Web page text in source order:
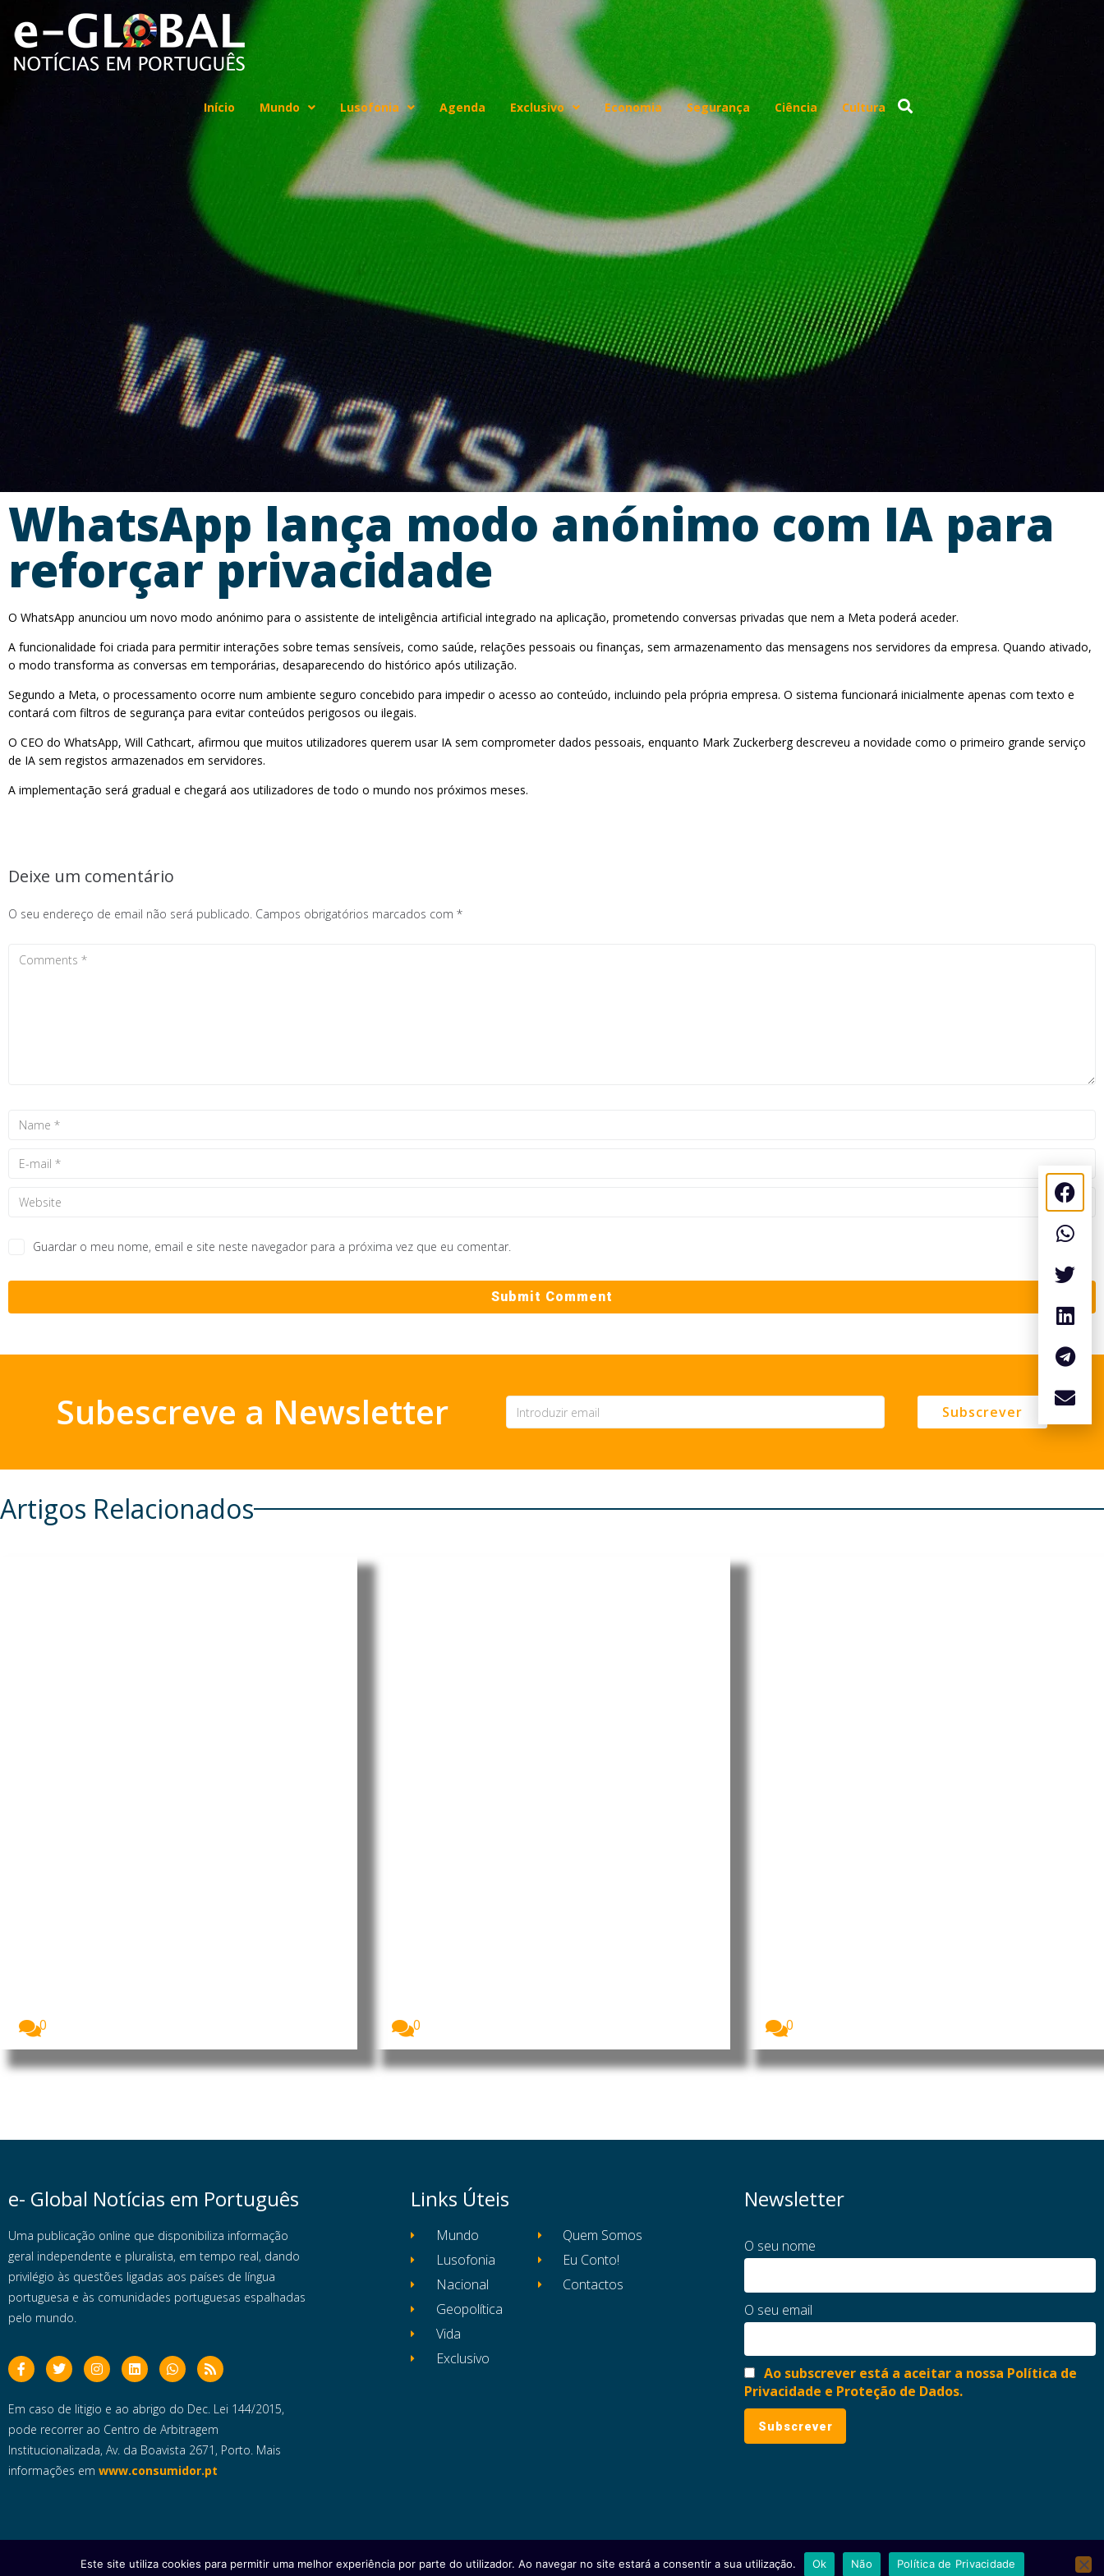
Início Mundo Lusofonia Agenda Exclusivo Economia Segurança Ciência Cultura
WhatsApp lança modo anónimo com IA para
reforçar privacidade
O WhatsApp anunciou um novo modo anónimo para o assistente de inteligência artificial integrado na aplicação, prometendo conversas privadas que nem a Meta poderá aceder.
A funcionalidade foi criada para permitir interações sobre temas sensíveis, como saúde, relações pessoais ou finanças, sem armazenamento das mensagens nos servidores da empresa. Quando ativado,
o modo transforma as conversas em temporárias, desaparecendo do histórico após utilização.
Segundo a Meta, o processamento ocorre num ambiente seguro concebido para impedir o acesso ao conteúdo, incluindo pela própria empresa. O sistema funcionará inicialmente apenas com texto e
contará com filtros de segurança para evitar conteúdos perigosos ou ilegais.
O CEO do WhatsApp, Will Cathcart, afirmou que muitos utilizadores querem usar IA sem comprometer dados pessoais, enquanto Mark Zuckerberg descreveu a novidade como o primeiro grande serviço
de IA sem registos armazenados em servidores.
A implementação será gradual e chegará aos utilizadores de todo o mundo nos próximos meses.
Deixe um comentário
O seu endereço de email não será publicado. Campos obrigatórios marcados com *
Guardar o meu nome, email e site neste navegador para a próxima vez que eu comentar.
Subescreve a Newsletter Subscrever
Artigos Relacionados
0
0
0
e- Global Notícias em Português
Uma publicação online que disponibiliza informação
geral independente e pluralista, em tempo real, dando
privilégio às questões ligadas aos países de língua
portuguesa e às comunidades portuguesas espalhadas
pelo mundo.
Em caso de litigio e ao abrigo do Dec. Lei 144/2015,
pode recorrer ao Centro de Arbitragem
Institucionalizada, Av. da Boavista 2671, Porto. Mais
informações em www.consumidor.pt
Links Úteis
Mundo
Lusofonia
Nacional
Geopolítica
Vida
Exclusivo
Quem Somos
Eu Conto!
Contactos
Newsletter
O seu nome
O seu email
Ao subscrever está a aceitar a nossa Política de
Privacidade e Proteção de Dados.
Copyright © 2025 e- Global Notícias em Português | Todos os direitos reservados Ficha Técnica Estatuto Editorial Política de Privacidade e Proteção de Dados
Este site utiliza cookies para permitir uma melhor experiência por parte do utilizador. Ao navegar no site estará a consentir a sua utilização. Ok Não Política de Privacidade